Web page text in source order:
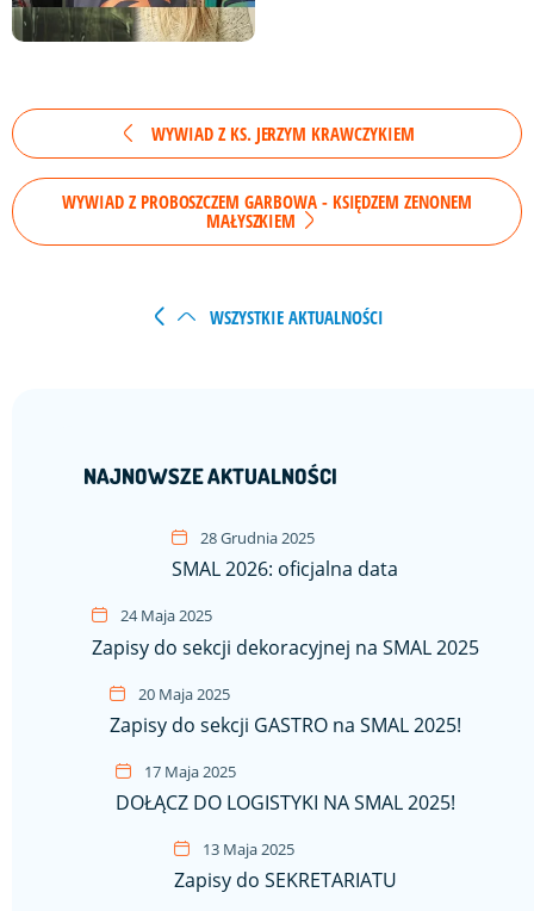
WYWIAD Z KS. JERZYM KRAWCZYKIEM
WYWIAD Z PROBOSZCZEM GARBOWA - KSIĘDZEM ZENONEM
MAŁYSZKIEM
WSZYSTKIE AKTUALNOŚCI
NAJNOWSZE AKTUALNOŚCI
28 Grudnia 2025
SMAL 2026: oficjalna data
24 Maja 2025
Zapisy do sekcji dekoracyjnej na SMAL 2025
20 Maja 2025
Zapisy do sekcji GASTRO na SMAL 2025!
17 Maja 2025
DOŁĄCZ DO LOGISTYKI NA SMAL 2025!
13 Maja 2025
Zapisy do SEKRETARIATU